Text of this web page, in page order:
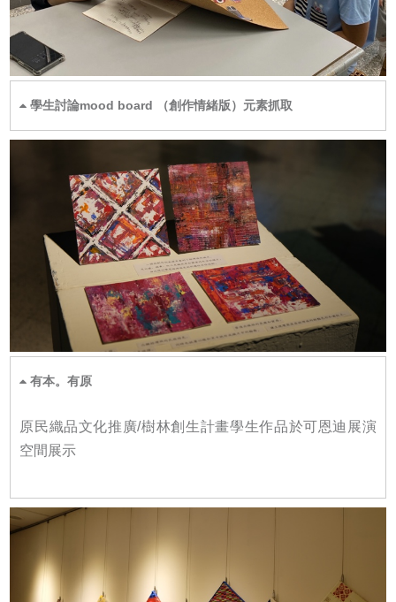
學生討論mood board （創作情緒版）元素抓取
有本。有原
原民織品文化推廣/樹林創生計畫學生作品於可恩迪展演
空間展示